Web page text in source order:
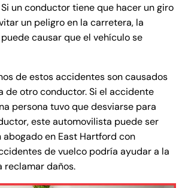
un conductor tiene que hacer un giro
un peligro en la carretera, la
causar que el vehículo se
de estos accidentes son causados
de otro conductor. Si el accidente
persona tuvo que desviarse para
este automovilista puede ser
abogado en East Hartford con
de vuelco podría ayudar a la
reclamar daños.